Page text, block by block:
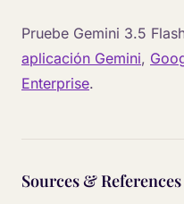
Pruebe Gemini 3.5
aplicación Gemini,
Enterprise.
Sources & References